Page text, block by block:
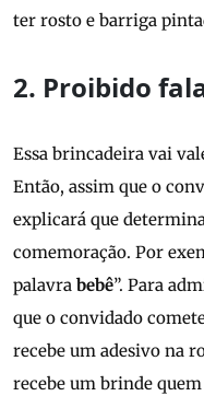
ter rosto e barriga
2. Proibido
Essa brincadeira vai
Então, assim que o
explicará que
comemoração. Por
palavra bebê”. Para
que o convidado
recebe um adesivo na
recebe um brinde